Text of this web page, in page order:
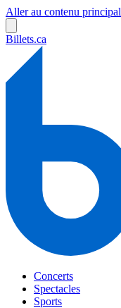
Aller au contenu principal
Billets.ca
Concerts
Spectacles
Sports